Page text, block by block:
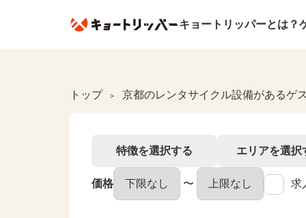
キョートリッパーとは？
トップ 京都のレンタサイクル設備があるゲ
特徴を選択する エリアを選択
価格 〜 求